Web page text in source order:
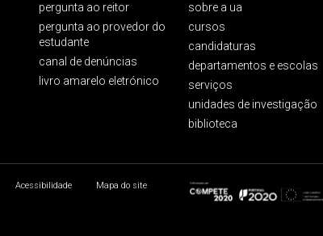
pergunta ao reitor
pergunta ao provedor do
estudante
canal de denúncias
livro amarelo eletrónico
sobre a ua
cursos
candidaturas
departamentos e escolas
serviços
unidades de investigação
biblioteca
Acessibilidade
Mapa do site